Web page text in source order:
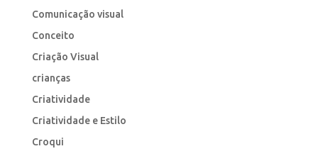
Comunicação visual
Conceito
Criação Visual
crianças
Criatividade
Criatividade e Estilo
Croqui